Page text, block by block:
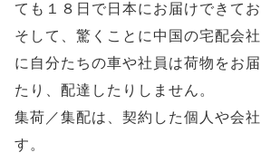
ても１８日で日本にお届けできてお
そして、驚くことに中国の宅配会
に自分たちの車や社員は荷物をお
たり、配達したりしません。
集荷／集配は、契約した個人や会
す。